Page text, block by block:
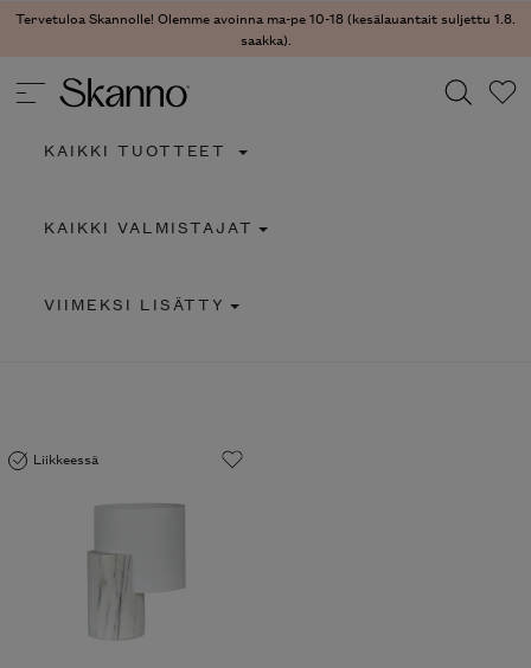
Tervetuloa Skannolle! Olemme avoinna ma-pe 10-18 (kesälauantait suljettu 1.8.
saakka).
Type 2 or more characters for results.
KAIKKI TUOTTEET
KAIKKI VALMISTAJAT
VIIMEKSI LISÄTTY
Liikkeessä